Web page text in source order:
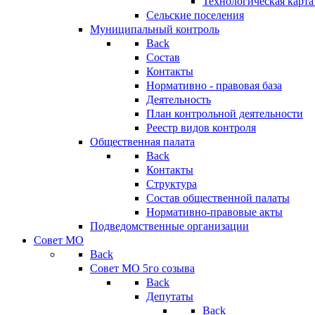
Сельские поселения
Муниципальный контроль
Back
Состав
Контакты
Нормативно - правовая база
Деятельность
План контрольной деятельности
Реестр видов контроля
Общественная палата
Back
Контакты
Структура
Состав общественной палаты
Нормативно-правовые акты
Подведомственные организации
Совет МО
Back
Совет МО 5го созыва
Back
Депутаты
Back